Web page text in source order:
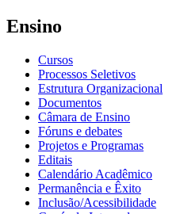
Ensino
Cursos
Processos Seletivos
Estrutura Organizacional
Documentos
Câmara de Ensino
Fóruns e debates
Projetos e Programas
Editais
Calendário Acadêmico
Permanência e Êxito
Inclusão/Acessibilidade